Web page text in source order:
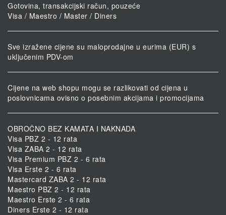
Gotovina, transakcijski račun, pouzeće
Visa / Maestro / Master / Diners
Sve izražene cijene su maloprodajne u eurima (EUR) s
uključenim PDV-om
Cijene na web shopu mogu se razlikovati od cijena u
poslovnicama ovisno o posebnim akcijama i promocijama
OBROČNO BEZ KAMATA I NAKNADA
Visa PBZ 2 - 12 rata
Visa ZABA 2 - 12 rata
Visa Premium PBZ 2 - 6 rata
Visa Erste 2 - 6 rata
Mastercard ZABA 2 - 12 rata
Maestro PBZ 2 - 12 rata
Maestro Erste 2 - 6 rata
Diners Erste 2 - 12 rata